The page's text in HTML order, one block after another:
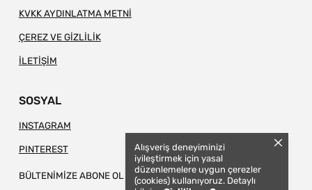
Alışveriş deneyiminizi
iyileştirmek için yasal
düzenlemelere uygun çerezler
(cookies) kullanıyoruz. Detaylı
KVKK AYDINLATMA METNİ
ÇEREZ VE GİZLİLİK
İLETİŞİM
SOSYAL
INSTAGRAM
PINTEREST
BÜLTENİMİZE ABONE OL